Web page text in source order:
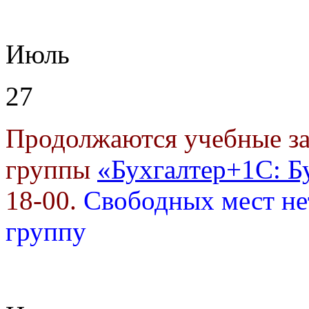
Июль
27
Продолжаются учебные
группы «Бухгалтер+1С:
18-00. Свободных мест
группу